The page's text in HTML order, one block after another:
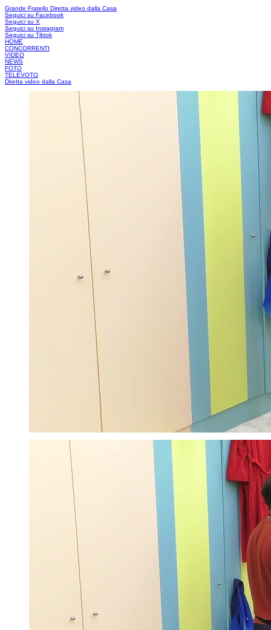
Grande Fratello Diretta video dalla Casa
Seguici su Facebook
Seguici su X
Seguici su Instagram
Seguici su Tiktok
HOME
CONCORRENTI
VIDEO
NEWS
FOTO
TELEVOTO
Diretta video dalla Casa